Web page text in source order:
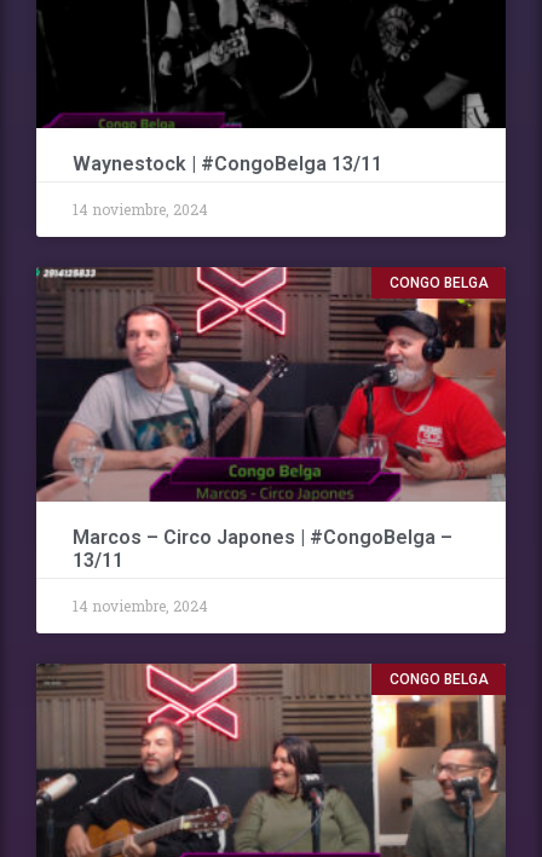
Waynestock | #CongoBelga 13/11
14 noviembre, 2024
CONGO BELGA
Marcos – Circo Japones | #CongoBelga –
13/11
14 noviembre, 2024
CONGO BELGA